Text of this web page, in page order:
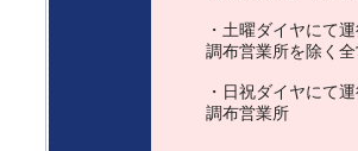
・ 土曜ダイヤにて運
調布営業所を除 く 全
・ 日祝ダイヤにて運
調布営業所